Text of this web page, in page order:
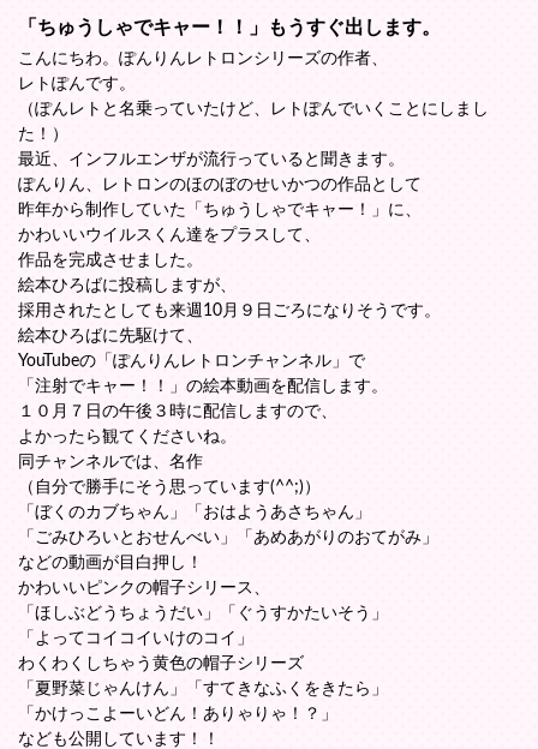
「ちゅうしゃでキャー！！」もうすぐ出します。
こんにちわ。ぽんりんレトロンシリーズの作者、
レトぽんです。
（ぽんレトと名乗っていたけど、レトぽんでいくことにしまし
た！）
最近、インフルエンザが流行っていると聞きます。
ぽんりん、レトロンのほのぼのせいかつの作品として
昨年から制作していた「ちゅうしゃでキャー！」に、
かわいいウイルスくん達をプラスして、
作品を完成させました。
絵本ひろばに投稿しますが、
採用されたとしても来週10月９日ごろになりそうです。
絵本ひろばに先駆けて、
YouTubeの「ぽんりんレトロンチャンネル」で
「注射でキャー！！」の絵本動画を配信します。
１０月７日の午後３時に配信しますので、
よかったら観てくださいね。
同チャンネルでは、名作
（自分で勝手にそう思っています(^^;)）
「ぼくのカブちゃん」「おはようあさちゃん」
「ごみひろいとおせんべい」「あめあがりのおてがみ」
などの動画が目白押し！
かわいいピンクの帽子シリース、
「ほしぶどうちょうだい」「ぐうすかたいそう」
「よってコイコイいけのコイ」
わくわくしちゃう黄色の帽子シリーズ
「夏野菜じゃんけん」「すてきなふくをきたら」
「かけっこよーいどん！ありゃりゃ！？」
なども公開しています！！